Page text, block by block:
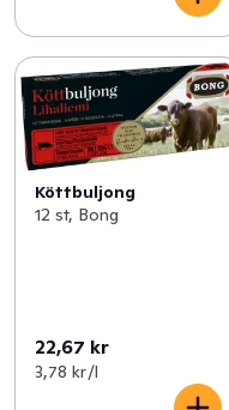
Köttbuljong
12 st, Bong
22,67 kr
3,78 kr /l